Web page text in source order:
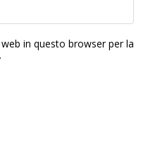
in questo browser per la